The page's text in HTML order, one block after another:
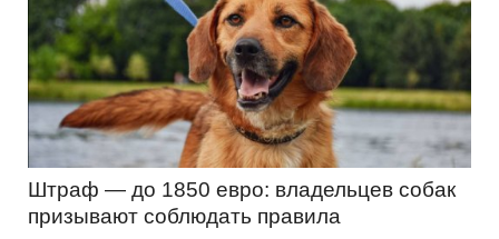
Штраф — до 1850 евро: владельцев собак
призывают соблюдать правила